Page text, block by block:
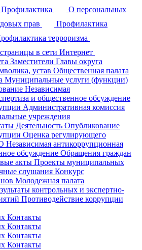
Профилактика
О персональных
прав
Профилактика
терроризма
в сети Интернет
Заместители Главы округа
устав Общественная палата
Муниципальные услуги (функции)
Независимая
и общественное обсуждение
Административная комиссия
учреждения
Деятельность Опубликование
Оценка регулирующего
Независимая антикоррупционная
обсуждение Обращения граждан
акты Проекты муниципальных
слушания Конкурс
Молодежная палата
контрольных и экспертно-
Противодействие коррупции
Контакты
Контакты
Контакты
Контакты